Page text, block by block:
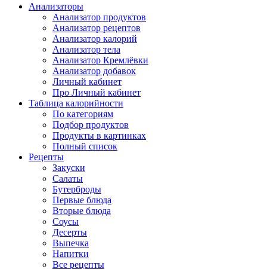
Анализаторы
Анализатор продуктов
Анализатор рецептов
Анализатор калорий
Анализатор тела
Анализатор Кремлёвки
Анализатор добавок
Личный кабинет
Про Личный кабинет
Таблица калорийности
По категориям
Подбор продуктов
Продукты в картинках
Полный список
Рецепты
Закуски
Салаты
Бутерброды
Первые блюда
Вторые блюда
Соусы
Десерты
Выпечка
Напитки
Все рецепты